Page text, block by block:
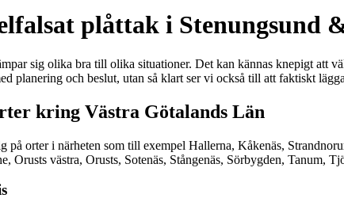
plåttak i Stenungsund
sig olika bra till olika situationer. Det kan kännas knepigt att
planering och beslut, utan så klart ser vi också till att faktiskt
kring Västra Götalands Län
orter i närheten som till exempel Hallerna, Kåkenäs,
västra, Orusts, Sotenäs, Stångenäs, Sörbygden, Tanum,